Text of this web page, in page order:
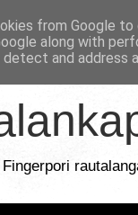
from Google
along with
and address